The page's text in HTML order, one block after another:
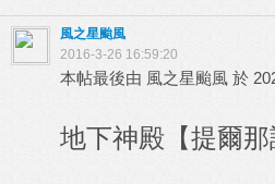
風之星颱風
2016-3-26 16:59:20
本帖最後由 風之星颱風 於
地下神殿【提爾